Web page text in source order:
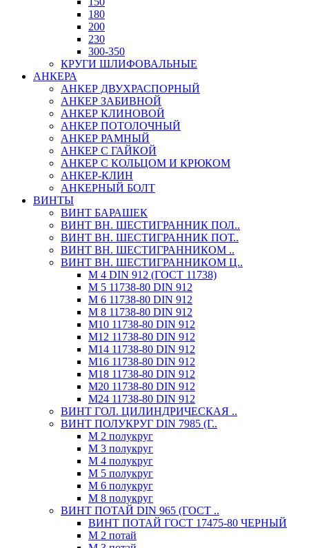
180
200
230
300-350
КРУГИ ШЛИФОВАЛЬНЫЕ
АНКЕРА
АНКЕР ДВУХРАСПОРНЫЙ
АНКЕР ЗАБИВНОЙ
АНКЕР КЛИНОВОЙ
АНКЕР ПОТОЛОЧНЫЙ
АНКЕР РАМНЫЙ
АНКЕР С ГАЙКОЙ
АНКЕР С КОЛЬЦОМ И КРЮКОМ
АНКЕР-КЛИН
АНКЕРНЫЙ БОЛТ
ВИНТЫ
ВИНТ БАРАШЕК
ВИНТ ВН. ШЕСТИГРАННИК ПОЛ..
ВИНТ ВН. ШЕСТИГРАННИК ПОТ..
ВИНТ ВН. ШЕСТИГРАННИКОМ ..
ВИНТ ВН. ШЕСТИГРАННИКОМ Ц..
М 4 DIN 912 (ГОСТ 11738)
М 5 11738-80 DIN 912
М 6 11738-80 DIN 912
М 8 11738-80 DIN 912
М10 11738-80 DIN 912
М12 11738-80 DIN 912
М14 11738-80 DIN 912
М16 11738-80 DIN 912
М18 11738-80 DIN 912
М20 11738-80 DIN 912
М24 11738-80 DIN 912
ВИНТ ГОЛ. ЦИЛИНДРИЧЕСКАЯ ..
ВИНТ ПОЛУКРУГ DIN 7985 (Г..
М 2 полукруг
М 3 полукруг
М 4 полукруг
М 5 полукруг
М 6 полукруг
М 8 полукруг
ВИНТ ПОТАЙ DIN 965 (ГОСТ ..
ВИНТ ПОТАЙ ГОСТ 17475-80 ЧЕРНЫЙ
М 2 потай